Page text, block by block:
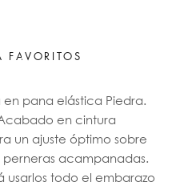
FAVORITOS
pana elástica Piedra.
en cintura
un ajuste óptimo sobre
perneras acampanadas.
usarlos todo el embarazo